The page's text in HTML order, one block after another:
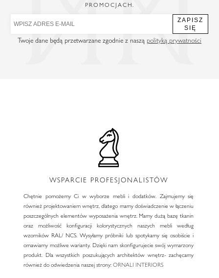
PROMOCJACH.
ZAPISZ
SIĘ
Twoje dane będą przetwarzane zgodnie z naszą polityką prywatności
WSPARCIE PROFESJONALISTÓW
Chętnie pomożemy Ci w wyborze mebli i dodatków. Zajmujemy się
również projektowaniem wnętrz, dlatego mamy doświadczenie w łączeniu
poszczególnych elementów wyposażenia wnętrz. Mamy dużą bazę tkanin
oraz możliwość konfiguracji kolorystycznych naszych mebli według
wzorników RAL/ NCS. Wysyłamy próbniki lub spotykamy się osobiście i
omawiamy możliwe warianty. Dzięki nam skonfigurujecie swój wymarzony
produkt. Dla wszystkich poszukujących architektów wnętrz- zachęcamy
również do odwiedzenia naszej strony:ORNALI INTERIORS